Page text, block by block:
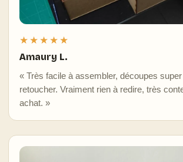
★★★★★
Amaury L.
« Très facile à assembler, découpes
retoucher. Vraiment rien à redire, très
achat. »